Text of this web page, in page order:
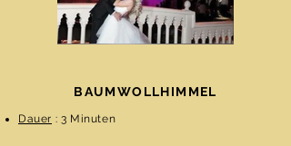
BAUMWOLLHIMMEL
Dauer : 3 Minuten